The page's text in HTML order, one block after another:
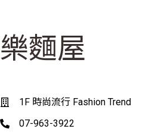
樂麵屋
1F 時尚流行 Fashion Trend
07-963-3922